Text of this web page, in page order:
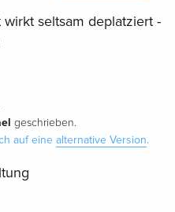
seltsam deplatziert -
geschrieben.
auf eine alternative Version.